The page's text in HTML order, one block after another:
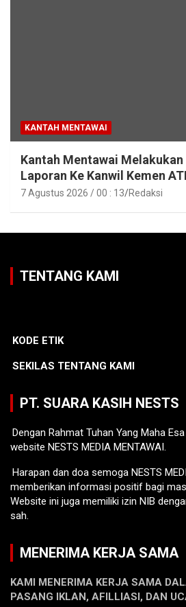
KANTAH MENTAWAI
Kantah Mentawai Melakukan
Laporan Ke Kanwil Kemen
7 Agustus 2026 / 00 : 13 Redaksi
TENTANG KAMI
KODE ETIK
SEKILAS TENTANG KAMI
PT. SUARA KASIH NESTS
Dengan Rahmat Tuhan Yang Maha
website NESTS MEDIA MENTAWAI.
Harapan dan doa semoga NESTS
memberikan informasi positif bagi
Website ini juga memiliki izin NIB
sah.
MENERIMA KERJA SAMA
KAMI MENERIMA KERJA SAMA
PASANG IKLAN, AFILLIASI, DAN